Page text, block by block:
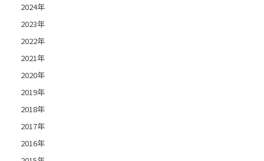
2024年
2023年
2022年
2021年
2020年
2019年
2018年
2017年
2016年